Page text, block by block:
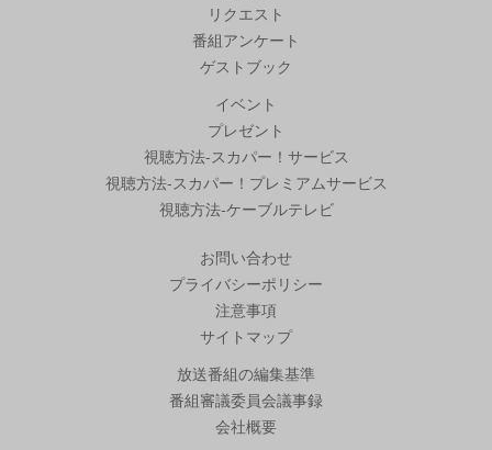
リクエスト
番組アンケート
ゲストブック
イベント
プレゼント
視聴方法-スカパー！サービス
視聴方法-スカパー！プレミアムサービス
視聴方法-ケーブルテレビ
お問い合わせ
プライバシーポリシー
注意事項
サイトマップ
放送番組の編集基準
番組審議委員会議事録
会社概要